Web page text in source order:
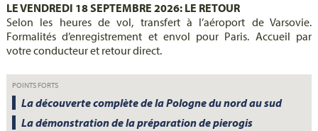
LE VENDREDI 18 SEPTEMBRE 2026: LE RETOUR
Selon les heures de vol, transfert à l’aéroport de Varsovie.
Formalités d’enregistrement et envol pour Paris. Accueil par
votre conducteur et retour direct.
POINTS FORTS
La découverte complète de la Pologne du nord au sud
La démonstration de la préparation de pierogis